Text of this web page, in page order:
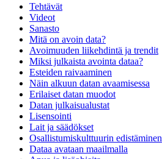
Tehtävät
Videot
Sanasto
Mitä on avoin data?
Avoimuuden liikehdintä ja trendit
Miksi julkaista avointa dataa?
Esteiden raivaaminen
Näin alkuun datan avaamisessa
Erilaiset datan muodot
Datan julkaisualustat
Lisensointi
Lait ja säädökset
Osallistumiskulttuurin edistäminen
Dataa avataan maailmalla